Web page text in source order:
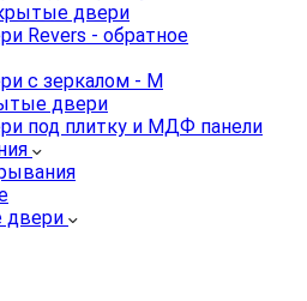
двери
Revers - обратное
с зеркалом - M
двери
под плитку и МДФ панели
двери